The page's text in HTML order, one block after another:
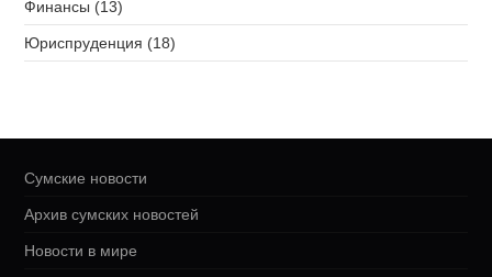
Финансы (13)
Юриспруденция (18)
Сумские новости
Архив сумских новостей
Новости в мире